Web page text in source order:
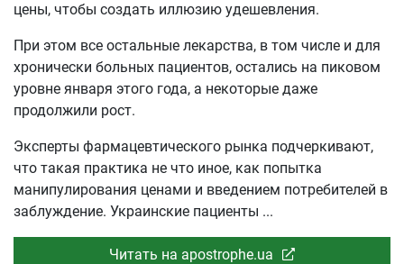
цены, чтобы создать иллюзию удешевления.
При этом все остальные лекарства, в том числе и для
хронически больных пациентов, остались на пиковом
уровне января этого года, а некоторые даже
продолжили рост.
Эксперты фармацевтического рынка подчеркивают,
что такая практика не что иное, как попытка
манипулирования ценами и введением потребителей в
заблуждение. Украинские пациенты
Читать на apostrophe.ua